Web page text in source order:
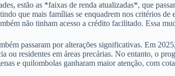
estão as *faixas de renda atualizadas*, que
que mais famílias se enquadrem nos critérios
não tinham acesso a crédito facilitado. Essa
passaram por alterações significativas. Em
ou residentes em áreas precárias. No entanto, o
e quilombolas ganharam maior atenção, com